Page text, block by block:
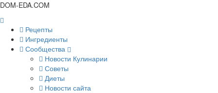
DOM-EDA.COM
Рецепты
Ингредиенты
Сообщества
Новости Кулинарии
Советы
Диеты
Новости сайта